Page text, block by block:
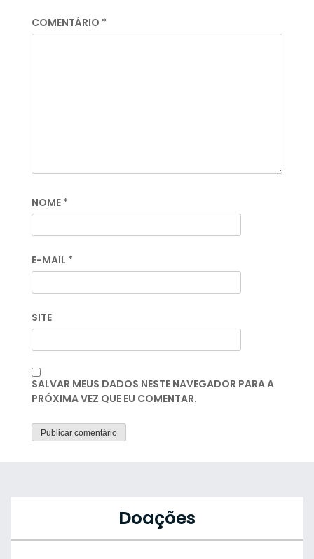
COMENTÁRIO *
NOME *
E-MAIL *
SITE
SALVAR MEUS DADOS NESTE NAVEGADOR PARA A
PRÓXIMA VEZ QUE EU COMENTAR.
Doações